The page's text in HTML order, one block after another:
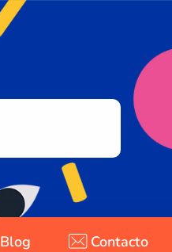
Blog Contacto